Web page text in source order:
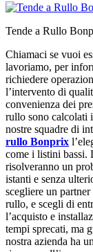
Tende a Rullo
Chiamaci se vuoi
lavoriamo, per
richiedere
l’intervento di
convenienza dei
rullo sono calcolati
nostre squadre di
rullo Bonprix
come i listini bassi.
risolveranno un
istanti e senza
scegliere un
rullo, e scegli di
l’acquisto e
tempi sprecati, ma
nostra azienda ha